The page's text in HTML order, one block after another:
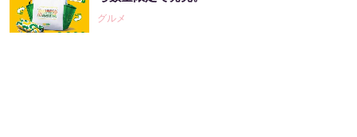
グルメ